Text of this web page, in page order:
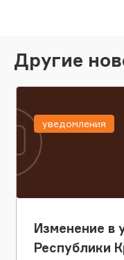
Другие
Изменение в
Республики
уведомления